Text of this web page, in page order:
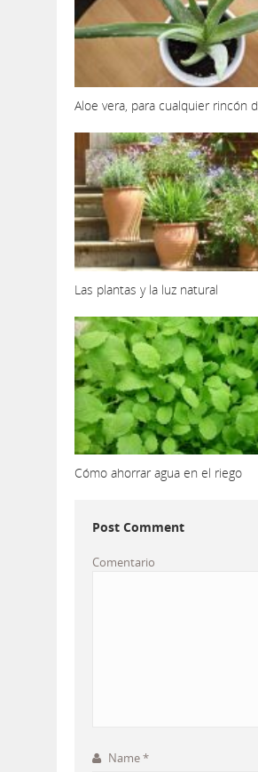
Aloe vera, para cualquier rincón
Las plantas y la luz natural
Cómo ahorrar agua en el riego
Post Comment
Comentario
Name*